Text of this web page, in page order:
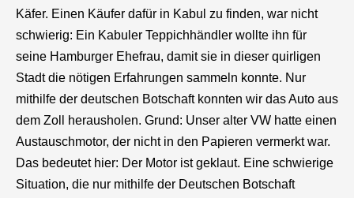
Käfer. Einen Käufer dafür in Kabul zu finden, war nicht
schwierig: Ein Kabuler Teppichhändler wollte ihn für
seine Hamburger Ehefrau, damit sie in dieser quirligen
Stadt die nötigen Erfahrungen sammeln konnte. Nur
mithilfe der deutschen Botschaft konnten wir das Auto aus
dem Zoll herausholen. Grund: Unser alter VW hatte einen
Austauschmotor, der nicht in den Papieren vermerkt war.
Das bedeutet hier: Der Motor ist geklaut. Eine schwierige
Situation, die nur mithilfe der Deutschen Botschaft